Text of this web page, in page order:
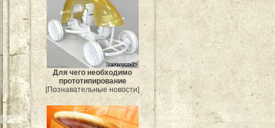
Для чего необходимо
прототипирование
[Познавательные новости]